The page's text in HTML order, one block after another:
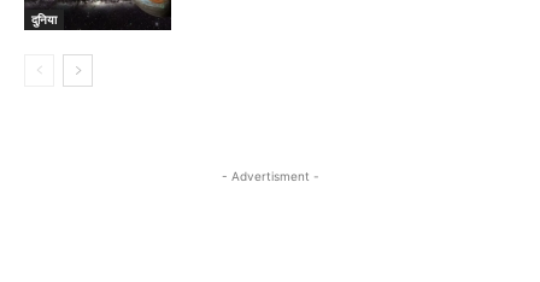
दुनिया
- Advertisment -